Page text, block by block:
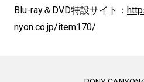
Blu-ray＆DVD特設サイト：
nyon.co.jp/item170/